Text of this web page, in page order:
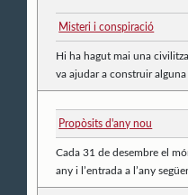
Misteri i conspiració
Hi ha hagut mai una
va ajudar a construir alguna
Propòsits d'any nou
Cada 31 de desembre el
any i l’entrada a l’any